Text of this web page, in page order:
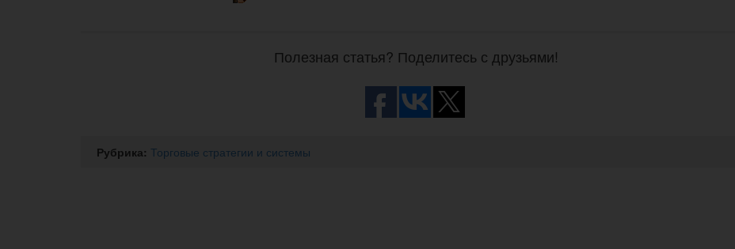
Полезная статья? Поделитесь с друзьями!
Рубрика: Торговые стратегии и системы